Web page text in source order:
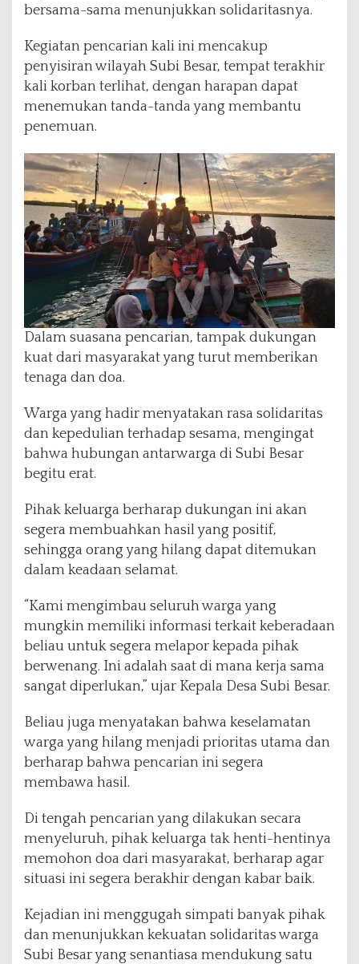
a
j
u
t
k
a
e
e
l
a
h
1
3
H
a
r
i
T
a
K
a
bersama-sama menunjukkan solidaritasnya.
Kegiatan pencarian kali ini mencakup
penyisiran wilayah Subi Besar, tempat terakhir
kali korban terlihat, dengan harapan dapat
menemukan tanda-tanda yang membantu
penemuan.
Dalam suasana pencarian, tampak dukungan
kuat dari masyarakat yang turut memberikan
tenaga dan doa.
Warga yang hadir menyatakan rasa solidaritas
dan kepedulian terhadap sesama, mengingat
bahwa hubungan antarwarga di Subi Besar
begitu erat.
Pihak keluarga berharap dukungan ini akan
segera membuahkan hasil yang positif,
sehingga orang yang hilang dapat ditemukan
dalam keadaan selamat.
“Kami mengimbau seluruh warga yang
mungkin memiliki informasi terkait keberadaan
beliau untuk segera melapor kepada pihak
berwenang. Ini adalah saat di mana kerja sama
sangat diperlukan,” ujar Kepala Desa Subi Besar.
Beliau juga menyatakan bahwa keselamatan
warga yang hilang menjadi prioritas utama dan
berharap bahwa pencarian ini segera
membawa hasil.
Di tengah pencarian yang dilakukan secara
menyeluruh, pihak keluarga tak henti-hentinya
memohon doa dari masyarakat, berharap agar
situasi ini segera berakhir dengan kabar baik.
Kejadian ini menggugah simpati banyak pihak
dan menunjukkan kekuatan solidaritas warga
Subi Besar yang senantiasa mendukung satu